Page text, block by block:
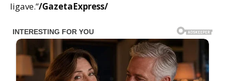
ligave.”/GazetaExpress/